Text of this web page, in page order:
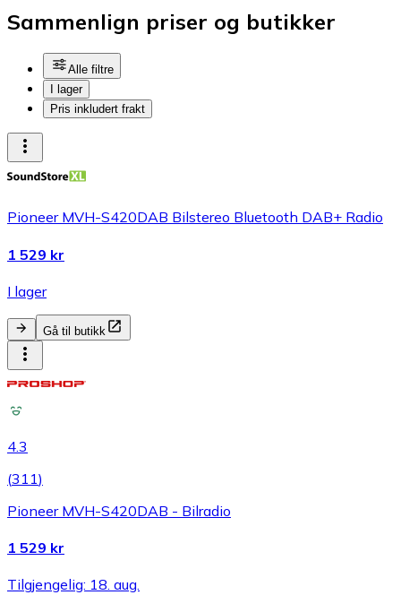
Sammenlign priser og butikker
Alle filtre
I lager
Pris inkludert frakt
Pioneer MVH-S420DAB Bilstereo Bluetooth DAB+ Radio
1 529 kr
I lager
Gå til butikk
4.3
(311)
Pioneer MVH-S420DAB - Bilradio
1 529 kr
Tilgjengelig: 18. aug.